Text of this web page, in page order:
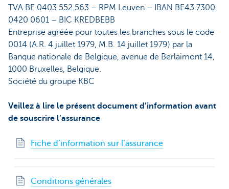
TVA BE 0403.552.563 – RPM Leuven – IBAN BE43 7300
0420 0601 – BIC KREDBEBB
Entreprise agréée pour toutes les branches sous le code
0014 (A.R. 4 juillet 1979, M.B. 14 juillet 1979) par la
Banque nationale de Belgique, avenue de Berlaimont 14,
1000 Bruxelles, Belgique.
Société du groupe KBC
Veillez à lire le présent document d’information avant
de souscrire l’assurance
Fiche d’information sur l’assurance
Conditions générales